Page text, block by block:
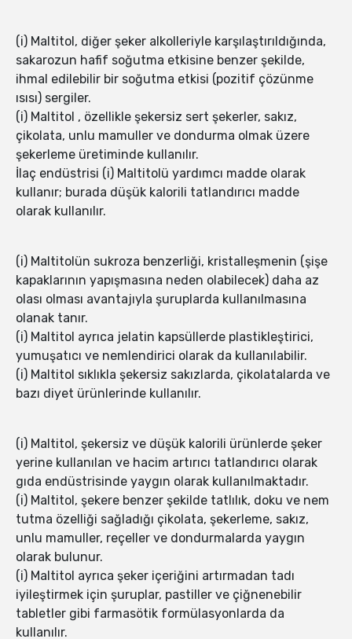
(i) Maltitol, diğer şeker alkolleriyle karşılaştırıldığında,
sakarozun hafif soğutma etkisine benzer şekilde,
ihmal edilebilir bir soğutma etkisi (pozitif çözünme
ısısı) sergiler.
(i) Maltitol , özellikle şekersiz sert şekerler, sakız,
çikolata, unlu mamuller ve dondurma olmak üzere
şekerleme üretiminde kullanılır.
İlaç endüstrisi (i) Maltitolü yardımcı madde olarak
kullanır; burada düşük kalorili tatlandırıcı madde
olarak kullanılır.
(i) Maltitolün sukroza benzerliği, kristalleşmenin (şişe
kapaklarının yapışmasına neden olabilecek) daha az
olası olması avantajıyla şuruplarda kullanılmasına
olanak tanır.
(i) Maltitol ayrıca jelatin kapsüllerde plastikleştirici,
yumuşatıcı ve nemlendirici olarak da kullanılabilir.
(i) Maltitol sıklıkla şekersiz sakızlarda, çikolatalarda ve
bazı diyet ürünlerinde kullanılır.
(i) Maltitol, şekersiz ve düşük kalorili ürünlerde şeker
yerine kullanılan ve hacim artırıcı tatlandırıcı olarak
gıda endüstrisinde yaygın olarak kullanılmaktadır.
(i) Maltitol, şekere benzer şekilde tatlılık, doku ve nem
tutma özelliği sağladığı çikolata, şekerleme, sakız,
unlu mamuller, reçeller ve dondurmalarda yaygın
olarak bulunur.
(i) Maltitol ayrıca şeker içeriğini artırmadan tadı
iyileştirmek için şuruplar, pastiller ve çiğnenebilir
tabletler gibi farmasötik formülasyonlarda da
kullanılır.